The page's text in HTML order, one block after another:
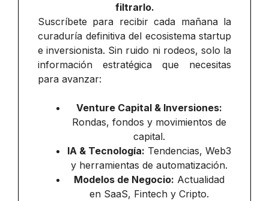
filtrarlo.
Suscríbete para recibir cada mañana la
curaduría definitiva del ecosistema startup
e inversionista. Sin ruido ni rodeos, solo la
información estratégica que necesitas
para avanzar:
Venture Capital & Inversiones:
Rondas, fondos y movimientos de
capital.
IA & Tecnología: Tendencias, Web3
y herramientas de automatización.
Modelos de Negocio: Actualidad
en SaaS, Fintech y Cripto.